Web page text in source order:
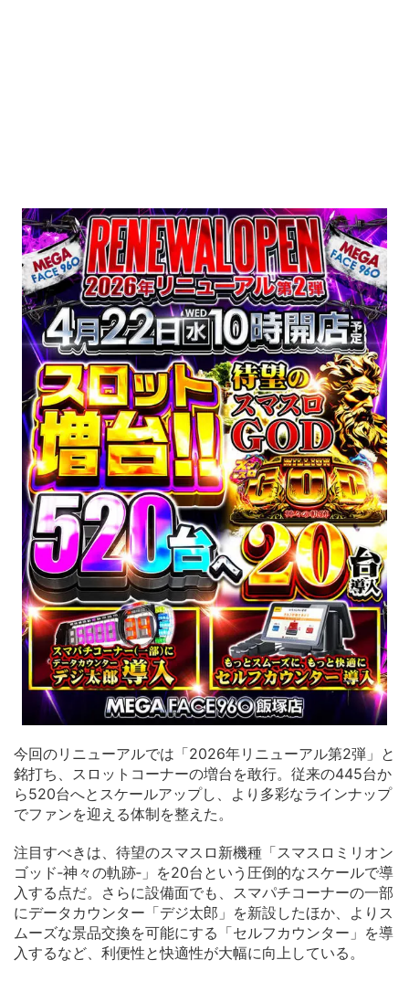
今回のリニューアルでは「2026年リニューアル第2弾」と
銘打ち、スロットコーナーの増台を敢行。従来の445台か
ら520台へとスケールアップし、より多彩なラインナップ
でファンを迎える体制を整えた。
注目すべきは、待望のスマスロ新機種「スマスロミリオン
ゴッド‐神々の軌跡‐」を20台という圧倒的なスケールで導
入する点だ。さらに設備面でも、スマパチコーナーの一部
にデータカウンター「デジ太郎」を新設したほか、よりス
ムーズな景品交換を可能にする「セルフカウンター」を導
入するなど、利便性と快適性が大幅に向上している。